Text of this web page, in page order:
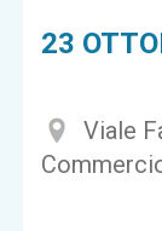
23
Viale